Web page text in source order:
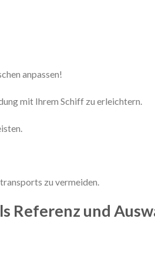
anpassen!
mit Ihrem Schiff zu erleichtern.
zu vermeiden.
Referenz und